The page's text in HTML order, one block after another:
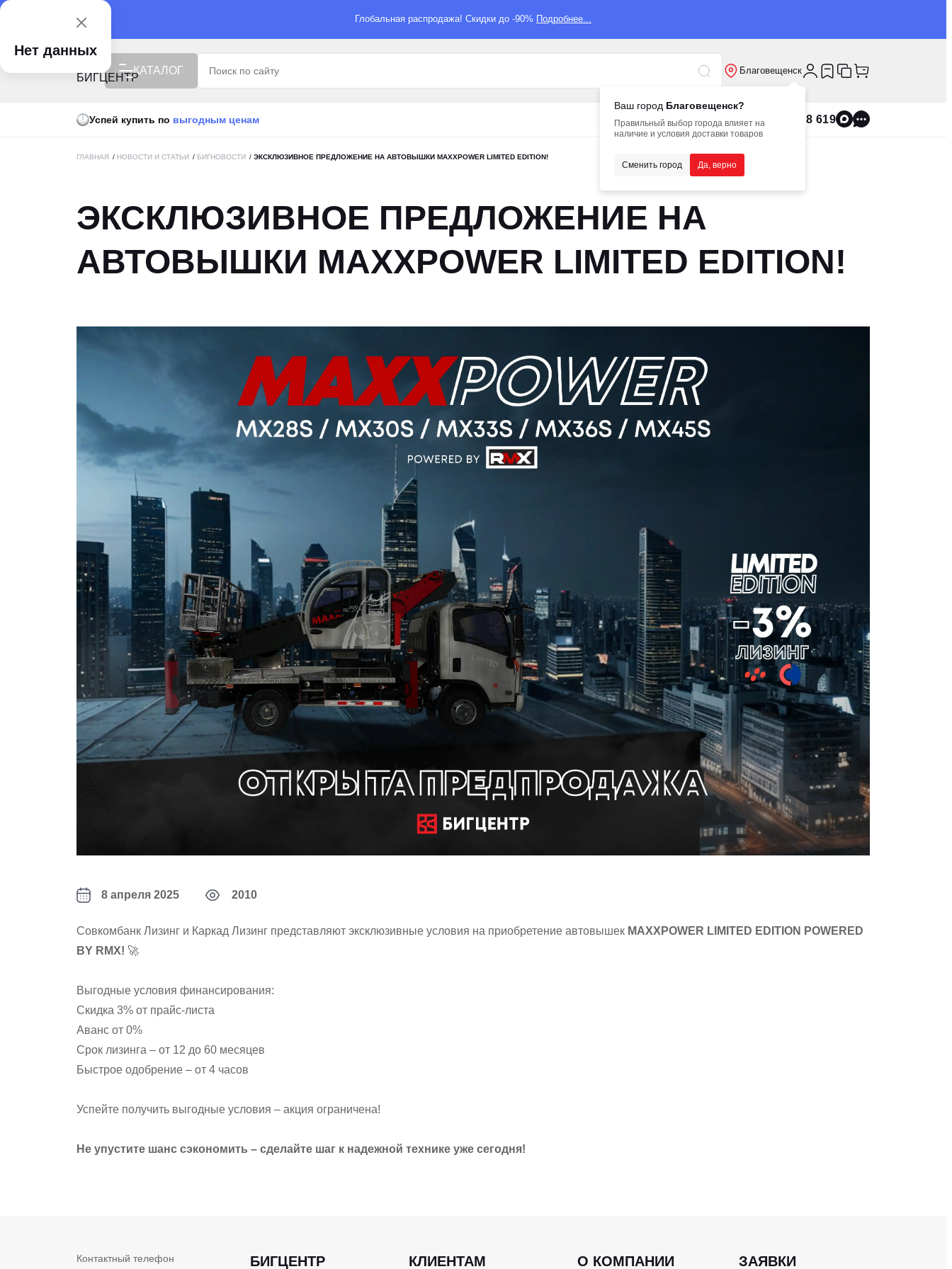
Глобальная распродажа! Скидки до -90% Подробнее...
КАТАЛОГ
ISUZU X БИГЦЕНТР
РАСПРОДАЖА
СПЕЦТЕХНИКА
АВТОТЕХНИКА
ПОДЪЕМНАЯ ТЕХНИКА
ДВИГАТЕЛИ
КАБИНЫ
ЗАПЧАСТИ
ФИЛЬТРЫ
Благовещенск
Ваш город Благовещенск?
Правильный выбор города влияет на
наличие и условия доставки товаров
Сменить город Да, верно
Успей купить по выгодным ценам 8 800 555 8 619
ГЛАВНАЯ / НОВОСТИ И СТАТЬИ / БИГНОВОСТИ / ЭКСКЛЮЗИВНОЕ ПРЕДЛОЖЕНИЕ НА АВТОВЫШКИ MAXXPOWER LIMITED EDITION!
ЭКСКЛЮЗИВНОЕ ПРЕДЛОЖЕНИЕ НА
АВТОВЫШКИ MAXXPOWER LIMITED EDITION!
8 апреля 2025 2010
Совкомбанк Лизинг и Каркад Лизинг представляют эксклюзивные условия на приобретение автовышек MAXXPOWER LIMITED EDITION POWERED
BY RMX! 🚀
Выгодные условия финансирования:
Скидка 3% от прайс-листа
Аванс от 0%
Срок лизинга – от 12 до 60 месяцев
Быстрое одобрение – от 4 часов
Успейте получить выгодные условия – акция ограничена!
Не упустите шанс сэкономить – сделайте шаг к надежной технике уже сегодня!
Контактный телефон БИГЦЕНТР КЛИЕНТАМ О КОМПАНИИ ЗАЯВКИ
Нет данных